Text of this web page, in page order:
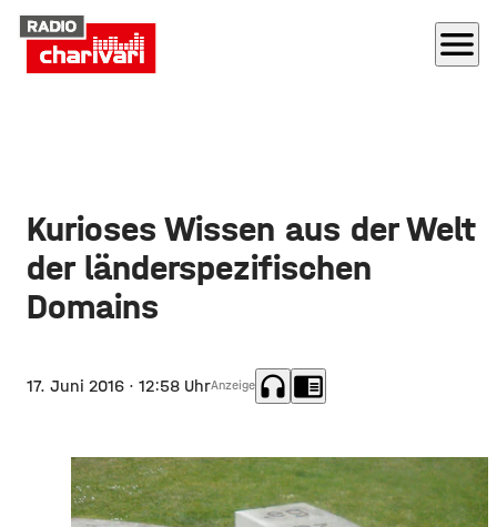
menu
Kurioses Wissen aus der Welt
der länderspezifischen
Domains
17. Juni 2016 · 12:58 UhrAnzeige headphones chrome_reader_mode